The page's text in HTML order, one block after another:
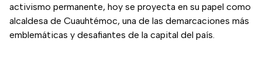
activismo permanente, hoy se proyecta en su papel como
alcaldesa de Cuauhtémoc, una de las demarcaciones más
emblemáticas y desafiantes de la capital del país.